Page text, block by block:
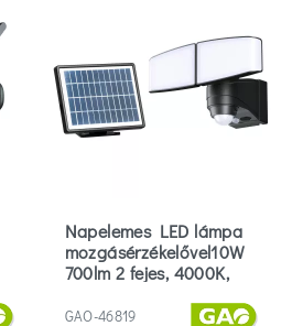
Napelemes LED lámpa
mozgásérzékelővel10W
700lm 2 fejes, 4000K,
GAO-46819